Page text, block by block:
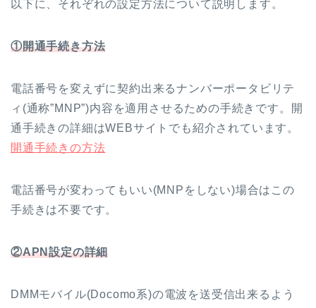
以下に、それぞれの設定方法について説明します。
①開通手続き方法
電話番号を変えずに契約出来るナンバーポータビリテ
ィ(通称”MNP”)内容を適用させるための手続きです。開
通手続きの詳細はWEBサイトでも紹介されています。
開通手続きの方法
電話番号が変わってもいい(MNPをしない)場合はこの
手続きは不要です。
②APN設定の詳細
DMMモバイル(Docomo系)の電波を送受信出来るよう